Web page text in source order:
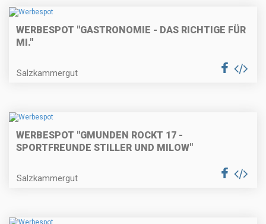
WERBESPOT "GASTRONOMIE - DAS RICHTIGE FÜR
MI."
Salzkammergut
WERBESPOT "GMUNDEN ROCKT 17 -
SPORTFREUNDE STILLER UND MILOW"
Salzkammergut